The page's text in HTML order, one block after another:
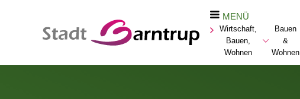
MENÜ
Wirtschaft,
Bauen,
Wohnen
Bauen
&
Wohnen